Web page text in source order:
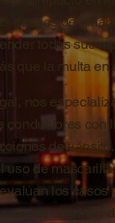
riesgos de
todas sus
que la multa en
nos
conductores con
de
uso de
los casos
desde el primer